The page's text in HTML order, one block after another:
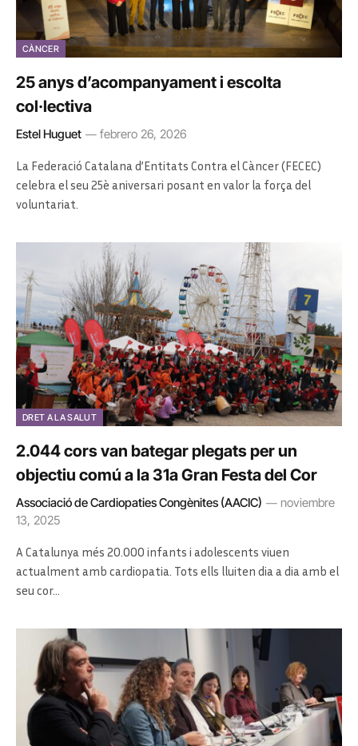
CÀNCER
25 anys d’acompanyament i escolta
col·lectiva
Estel Huguet febrero 26, 2026
La Federació Catalana d’Entitats Contra el Càncer (FECEC)
celebra el seu 25è aniversari posant en valor la força del
voluntariat.
DRET A LA SALUT
2.044 cors van bategar plegats per un
objectiu comú a la 31a Gran Festa del Cor
Associació de Cardiopaties Congènites (AACIC)
noviembre
13, 2025
A Catalunya més 20.000 infants i adolescents viuen
actualment amb cardiopatia. Tots ells lluiten dia a dia amb el
seu cor…